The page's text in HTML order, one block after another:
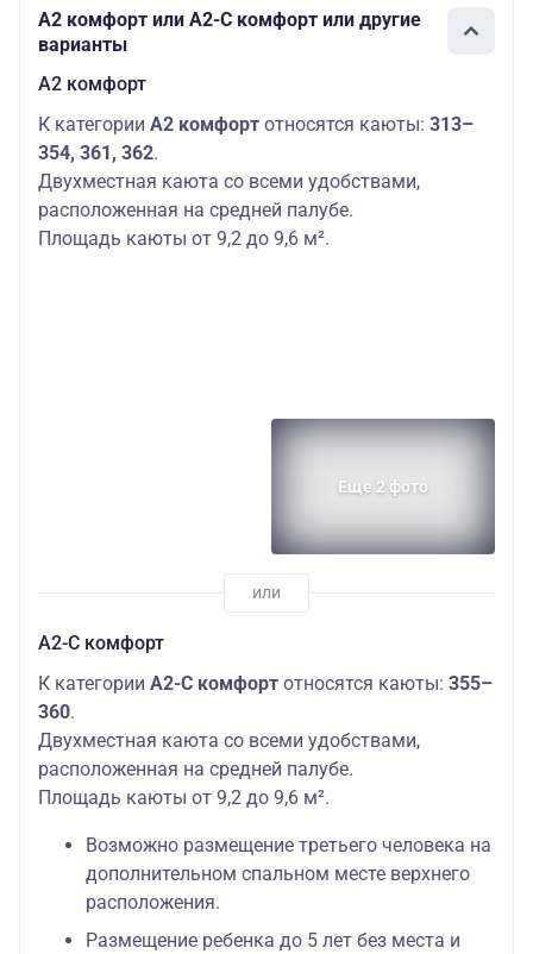
А2 комфорт или А2-С комфорт или другие
варианты
А2 комфорт
К категории А2 комфорт относятся каюты: 313–
354, 361, 362.
Двухместная каюта со всеми удобствами,
расположенная на средней палубе.
Площадь каюты от 9,2 до 9,6 м².
Еще 2 фото
А2-С комфорт
К категории А2-С комфорт относятся каюты: 355–
360.
Двухместная каюта со всеми удобствами,
расположенная на средней палубе.
Площадь каюты от 9,2 до 9,6 м².
Возможно размещение третьего человека на
дополнительном спальном месте верхнего
расположения.
Размещение ребенка до 5 лет без места и